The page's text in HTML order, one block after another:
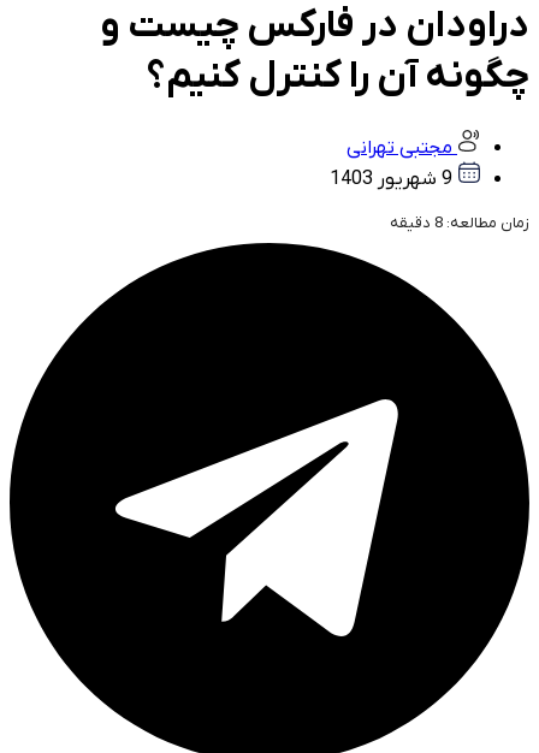
دراودان در فارکس چیست و
چگونه آن را کنترل کنیم؟
مجتبی تهرانی
9 شهریور 1403
زمان مطالعه: 8 دقیقه